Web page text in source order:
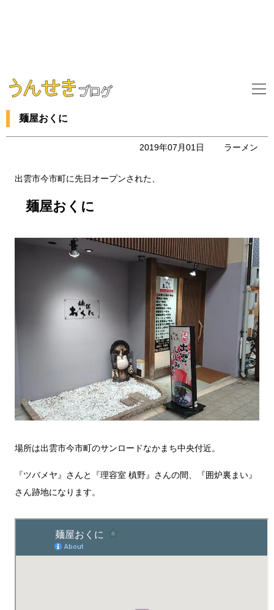
麺屋おくに
2019年07月01日 ラーメン
出雲市今市町に先日オープンされた、
麺屋おくに
場所は出雲市今市町のサンロードなかまち中央付近。
『ツバメヤ』さんと『理容室 槙野』さんの間、『囲炉裏まい』
さん跡地になります。